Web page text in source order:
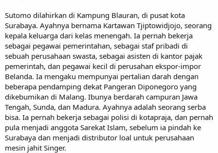
Sutomo dilahirkan di Kampung Blauran, di pusat kota
Surabaya. Ayahnya bernama Kartawan Tjiptowidjojo, seorang
kepala keluarga dari kelas menengah. Ia pernah bekerja
sebagai pegawai pemerintahan, sebagai staf pribadi di
sebuah perusahaan swasta, sebagai asisten di kantor pajak
pemerintah, dan pegawai kecil di perusahan ekspor-impor
Belanda. Ia mengaku mempunyai pertalian darah dengan
beberapa pendamping dekat Pangeran Diponegoro yang
dikebumikan di Malang. Ibunya berdarah campuran Jawa
Tengah, Sunda, dan Madura. Ayahnya adalah seorang serba
bisa. Ia pernah bekerja sebagai polisi di kotapraja, dan pernah
pula menjadi anggota Sarekat Islam, sebelum ia pindah ke
Surabaya dan menjadi distributor loal untuk perusahaan
mesin jahit Singer.